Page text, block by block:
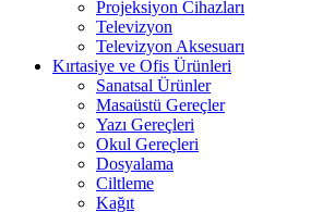
Projeksiyon Cihazları
Televizyon
Televizyon Aksesuarı
Kırtasiye ve Ofis Ürünleri
Sanatsal Ürünler
Masaüstü Gereçler
Yazı Gereçleri
Okul Gereçleri
Dosyalama
Ciltleme
Kağıt